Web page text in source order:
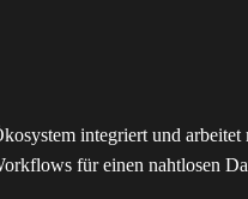
integriert und
für einen nahtlosen